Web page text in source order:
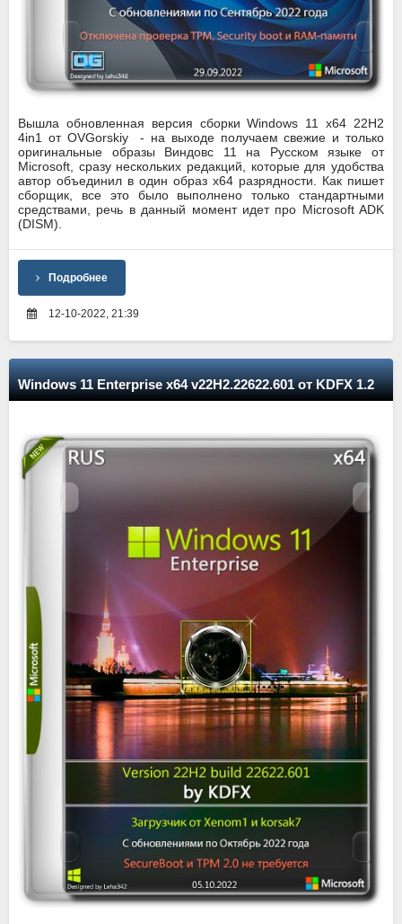
Вышла обновленная версия сборки Windows 11 x64 22H2
4in1 от OVGorskiy - на выходе получаем свежие и только
оригинальные образы Виндовс 11 на Русском языке от
Microsoft, сразу нескольких редакций, которые для удобства
автор объединил в один образ x64 разрядности. Как пишет
сборщик, все это было выполнено только стандартными
средствами, речь в данный момент идет про Microsoft ADK
(DISM).
Подробнее
12-10-2022, 21:39
Windows 11 Enterprise x64 v22H2.22622.601 от KDFX 1.2